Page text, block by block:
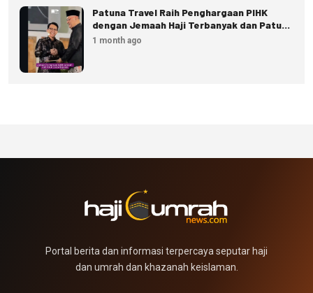
Patuna Travel Raih Penghargaan PIHK
dengan Jemaah Haji Terbanyak dan Patuh
Regulasi
1 month ago
Portal berita dan informasi terpercaya seputar haji
dan umrah dan khazanah keislaman.